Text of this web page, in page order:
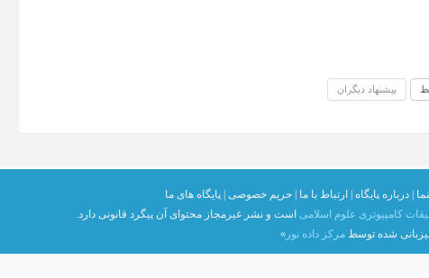
پیشنهاد دیگران
| درباره پایگاه | ارتباط با ما | حریم خصوصی | پایگاه های ما
کامپیوتری علوم اسلامی است و نشر غیرمجاز محتوای آن پیگرد قانونی دارد.
شده توسط مرکز داده نور »